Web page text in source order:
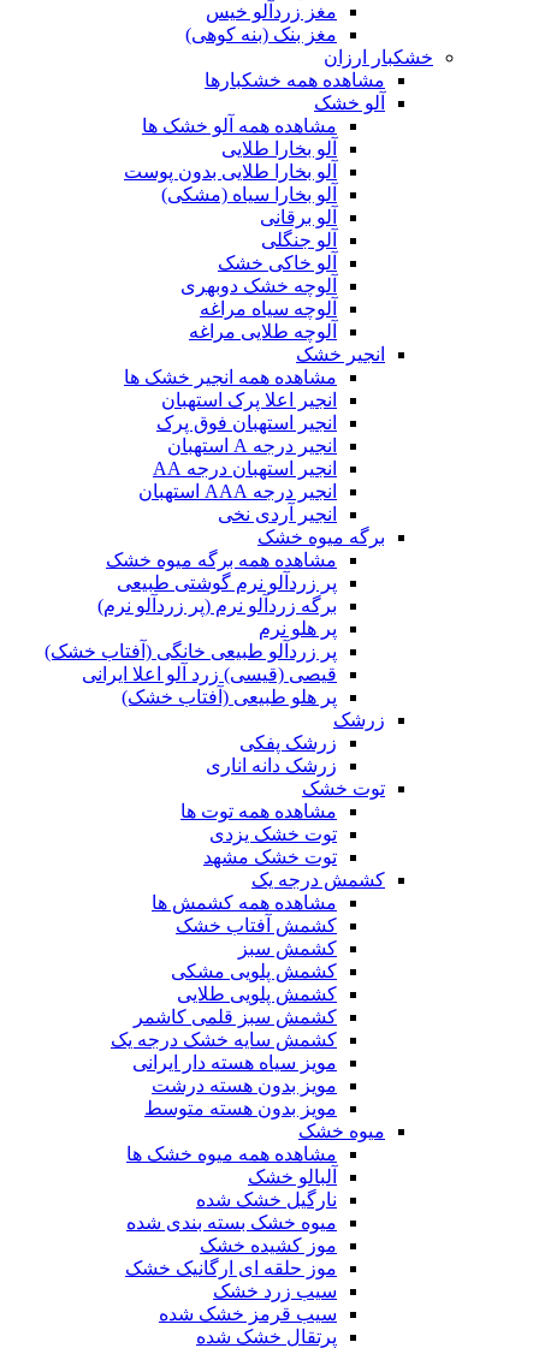
مغز زردآلو خیس
مغز بنک (بنه کوهی)
خشکبار ارزان
مشاهده همه خشکبارها
آلو خشک
مشاهده همه آلو خشک ها
آلو بخارا طلایی
آلو بخارا طلایی بدون پوست
آلو بخارا سیاه (مشکی)
آلو برقانی
آلو جنگلی
آلو خاکی خشک
آلوچه خشک دوبهری
آلوچه سیاه مراغه
آلوچه طلایی مراغه
انجیر خشک
مشاهده همه انجیر خشک ها
انجیر اعلا پرک استهبان
انجیر استهبان فوق پرک
انجیر درجه A استهبان
انجیر استهبان درجه AA
انجیر درجه AAA استهبان
انجیر آردی نخی
برگه میوه خشک
مشاهده همه برگه میوه خشک
پر زردآلو نرم گوشتی طبیعی
برگه زردآلو نرم (پر زردآلو نرم)
پر هلو نرم
پر زردآلو طبیعی خانگی (آفتاب خشک)
قیصی (قیسی) زرد آلو اعلا ایرانی
پر هلو طبیعی (آفتاب خشک)
زرشک
زرشک پفکی
زرشک دانه اناری
توت خشک
مشاهده همه توت ها
توت خشک یزدی
توت خشک مشهد
کشمش درجه یک
مشاهده همه کشمش ها
کشمش آفتاب خشک
کشمش سبز
کشمش پلویی مشکی
کشمش پلویی طلایی
کشمش سبز قلمی کاشمر
کشمش سایه خشک درجه یک
مویز سیاه هسته دار ایرانی
مویز بدون هسته درشت
مویز بدون هسته متوسط
میوه خشک
مشاهده همه میوه خشک ها
آلبالو خشک
نارگیل خشک شده
میوه خشک بسته بندی شده
موز کشیده خشک
موز حلقه ای ارگانیک خشک
سیب زرد خشک
سیب قرمز خشک شده
پرتقال خشک شده